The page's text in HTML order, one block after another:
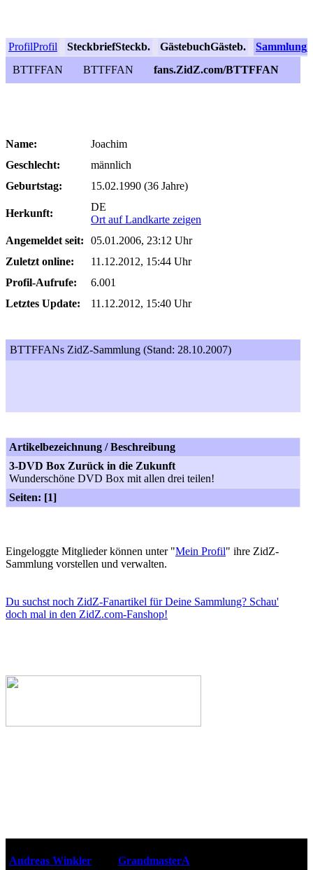
ProfilProfil SteckbriefSteckb. GästebuchGästeb. Sammlung
BTTFFAN
BTTFFAN fans.ZidZ.com/BTTFFAN
Name:
Joachim
Geschlecht:
männlich
Geburtstag:
15.02.1990 (36 Jahre)
Herkunft:
DE
Ort auf Landkarte zeigen
Angemeldet seit:
05.01.2006, 23:12 Uhr
Zuletzt online:
11.12.2012, 15:44 Uhr
Profil-Aufrufe:
6.001
Letztes Update:
11.12.2012, 15:40 Uhr
BTTFFANs ZidZ-Sammlung (Stand: 28.10.2007)
Artikelbezeichnung / Beschreibung
3-DVD Box Zurück in die Zukunft
Wunderschöne DVD Box mit allen drei teilen!
Seiten: [1]
Eingeloggte Mitglieder können unter "Mein Profil" ihre ZidZ-
Sammlung vorstellen und verwalten.
Du suchst noch ZidZ-Fanartikel für Deine Sammlung? Schau'
doch mal in den ZidZ.com-Fanshop!
Andreas Winkler
GrandmasterA